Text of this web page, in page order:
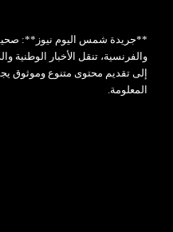
**جريدة شمس اليوم نيوز**: صحيفة
والفرنسية، تنقل الأخبار الوطنية
إلى تقديم محتوى متنوع وموثوق
المعلومة.